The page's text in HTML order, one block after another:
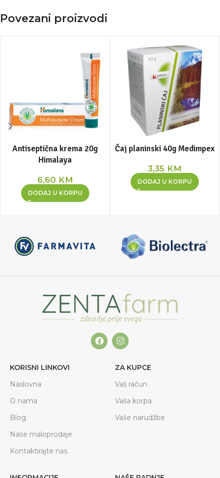
Povezani proizvodi
Antiseptična krema 20g
Himalaya
6,60 KM
DODAJ U KORPU
Čaj planinski 40g Medimpex
3,35 KM
DODAJ U KORPU
KORISNI LINKOVI
Naslovna
O nama
Blog
Naše maloprodaje
Kontaktirajte nas
ZA KUPCE
Vaš račun
Vaša korpa
Vaše narudžbe